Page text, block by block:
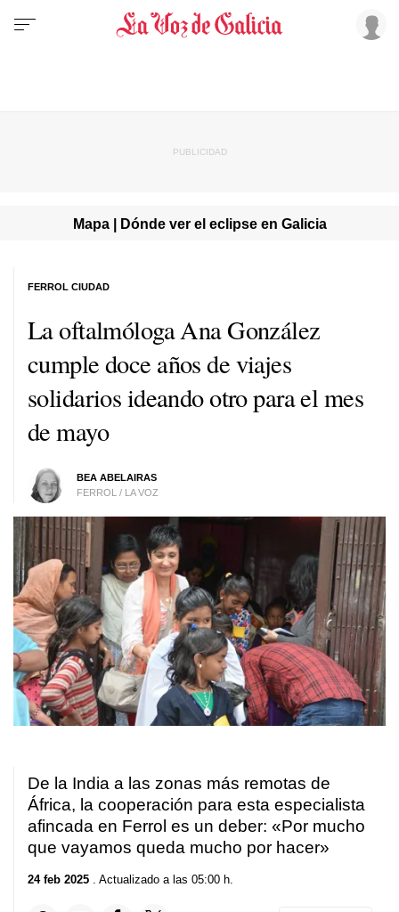
Mapa | Dónde ver el eclipse en Galicia
La oftalmóloga Ana González
cumple doce años de viajes
solidarios ideando otro para el mes
de mayo
BEA ABELAIRAS
FERROL / LA VOZ
FERROL CIUDAD
De la India a las zonas más remotas de
África, la cooperación para esta especialista
afincada en Ferrol es un deber: «Por mucho
que vayamos queda mucho por hacer»
24 feb 2025 . Actualizado a las 05:00 h.